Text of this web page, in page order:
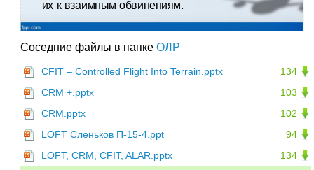
их к взаимным обвинениям.
Соседние файлы в папке ОЛР
134
CFIT – Controlled Flight Into Terrain.pptx
103
CRM +.pptx
102
CRM.pptx
94
LOFT Сленьков П-15-4.ppt
134
LOFT, CRM, CFIT, ALAR.pptx